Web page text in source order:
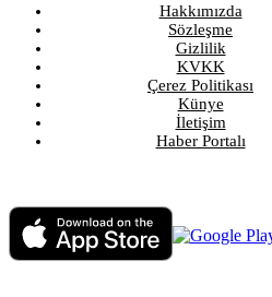
Hakkımızda
Sözleşme
Gizlilik
KVKK
Çerez Politikası
Künye
İletişim
Haber Portalı